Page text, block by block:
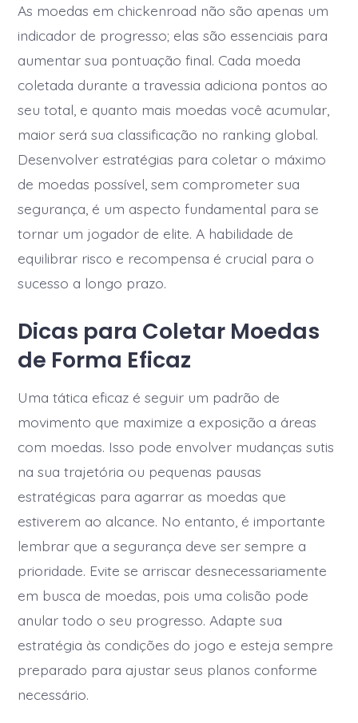
As moedas em chickenroad não são apenas um
indicador de progresso; elas são essenciais para
aumentar sua pontuação final. Cada moeda
coletada durante a travessia adiciona pontos ao
seu total, e quanto mais moedas você acumular,
maior será sua classificação no ranking global.
Desenvolver estratégias para coletar o máximo
de moedas possível, sem comprometer sua
segurança, é um aspecto fundamental para se
tornar um jogador de elite. A habilidade de
equilibrar risco e recompensa é crucial para o
sucesso a longo prazo.
Dicas para Coletar Moedas
de Forma Eficaz
Uma tática eficaz é seguir um padrão de
movimento que maximize a exposição a áreas
com moedas. Isso pode envolver mudanças sutis
na sua trajetória ou pequenas pausas
estratégicas para agarrar as moedas que
estiverem ao alcance. No entanto, é importante
lembrar que a segurança deve ser sempre a
prioridade. Evite se arriscar desnecessariamente
em busca de moedas, pois uma colisão pode
anular todo o seu progresso. Adapte sua
estratégia às condições do jogo e esteja sempre
preparado para ajustar seus planos conforme
necessário.